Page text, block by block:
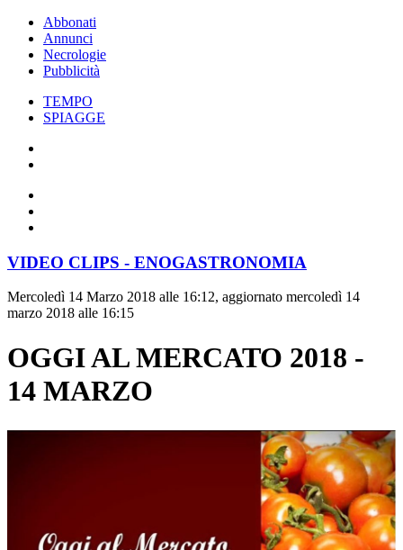
Abbonati
Annunci
Necrologie
Pubblicità
TEMPO
SPIAGGE
VIDEO CLIPS - ENOGASTRONOMIA
Mercoledì 14 Marzo 2018 alle 16:12, aggiornato mercoledì 14
marzo 2018 alle 16:15
OGGI AL MERCATO 2018 -
14 MARZO